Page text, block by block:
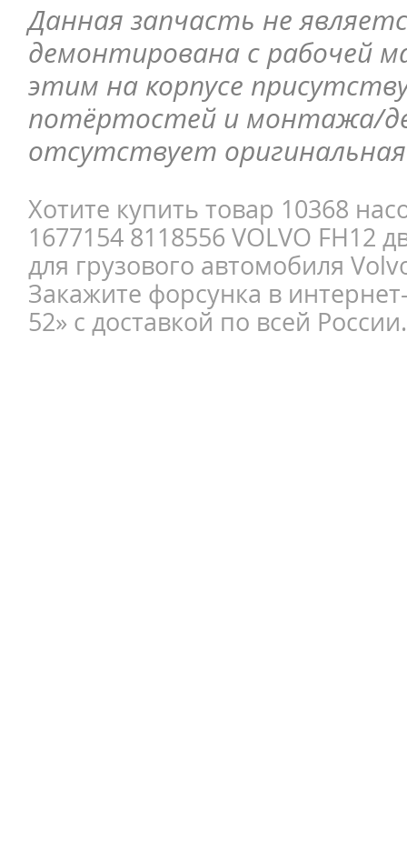
Данная запчасть не
демонтирована с рабочей
этим на корпусе
потёртостей и монтажа/
отсутствует оригинальная
Хотите купить товар 10368
1677154 8118556 VOLVO FH12
для грузового автомобиля
Закажите форсунка в
52» с доставкой по всей России.